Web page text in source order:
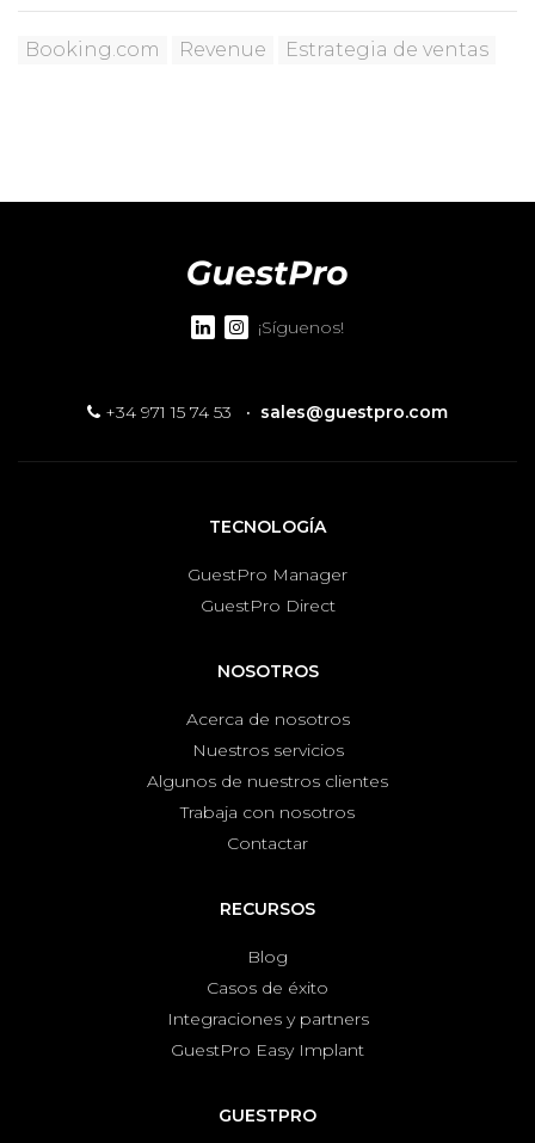
Booking.com Revenue Estrategia de ventas
¡Síguenos!
+34 971 15 74 53 · sales@guestpro.com
TECNOLOGÍA
GuestPro Manager
GuestPro Direct
NOSOTROS
Acerca de nosotros
Nuestros servicios
Algunos de nuestros clientes
Trabaja con nosotros
Contactar
RECURSOS
Blog
Casos de éxito
Integraciones y partners
GuestPro Easy Implant
GUESTPRO